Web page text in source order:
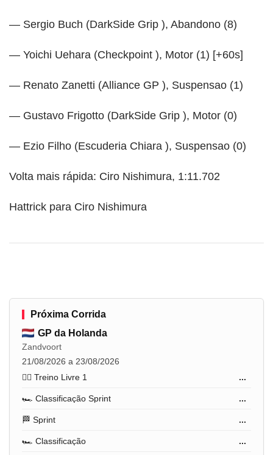
— Sergio Buch (DarkSide Grip ), Abandono (8)
— Yoichi Uehara (Checkpoint ), Motor (1) [+60s]
— Renato Zanetti (Alliance GP ), Suspensao (1)
— Gustavo Frigotto (DarkSide Grip ), Motor (0)
— Ezio Filho (Escuderia Chiara ), Suspensao (0)
Volta mais rápida: Ciro Nishimura, 1:11.702
Hattrick para Ciro Nishimura
Próxima Corrida
GP da Holanda
Zandvoort
21/08/2026 a 23/08/2026
🏋️‍♂️ Treino Livre 1
...
🏎️ Classificação Sprint ...
🏁 Sprint ...
🏎️ Classificação ...